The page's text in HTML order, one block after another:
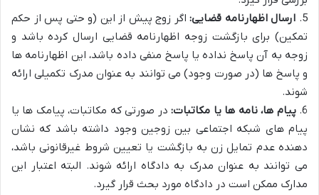
5. ارسال اظهارنامه قضایی:اگر زوج پیش از این (و حتی پس از حکم
تمکین) برای بازگشت زوجه اظهارنامه قضایی ارسال کرده باشد و
زوجه به آن پاسخ نداده یا پاسخ منفی داده باشد، این اظهارنامه ها
و پاسخ ها (در صورت وجود) می توانند به عنوان مدرک تکمیلی ارائه
شوند.
6. پیام ها، نامه ها یا مکاتبات:در صورتی که مکاتبات، پیامک ها یا
پیام های شبکه اجتماعی بین زوجین وجود داشته باشد که نشان
دهنده عدم تمایل زن به بازگشت یا تعیین شروط غیرقانونی باشد،
می توانند به عنوان مدرک به دادگاه ارائه شوند. البته اعتبار این
مدارک ممکن است در دادگاه مورد بحث قرار گیرد.